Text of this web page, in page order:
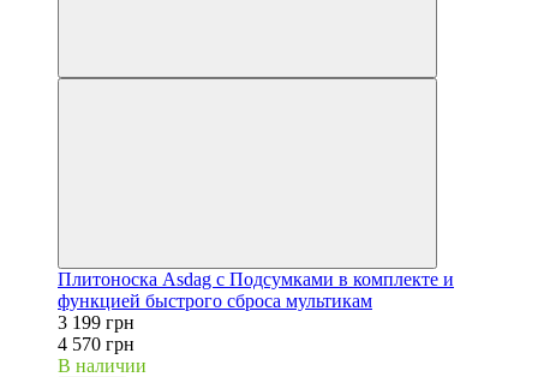
Плитоноска Asdag с Подсумками в комплекте и
функцией быстрого сброса мультикам
3 199 грн
4 570 грн
В наличии